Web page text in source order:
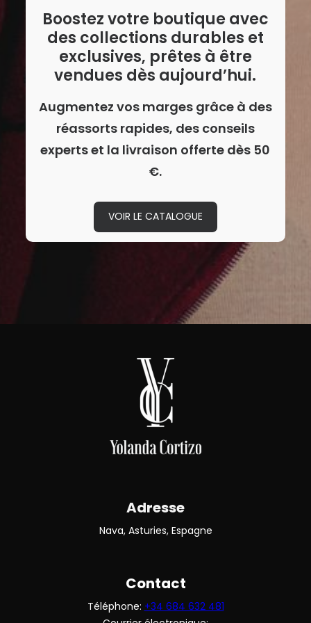
Boostez votre boutique avec
des collections durables et
exclusives, prêtes à être
vendues dès aujourd’hui.
Augmentez vos marges grâce à des
réassorts rapides, des conseils
experts et la livraison offerte dès 50
€.
VOIR LE CATALOGUE
Adresse
Nava, Asturies, Espagne
Contact
Téléphone: +34 684 632 481